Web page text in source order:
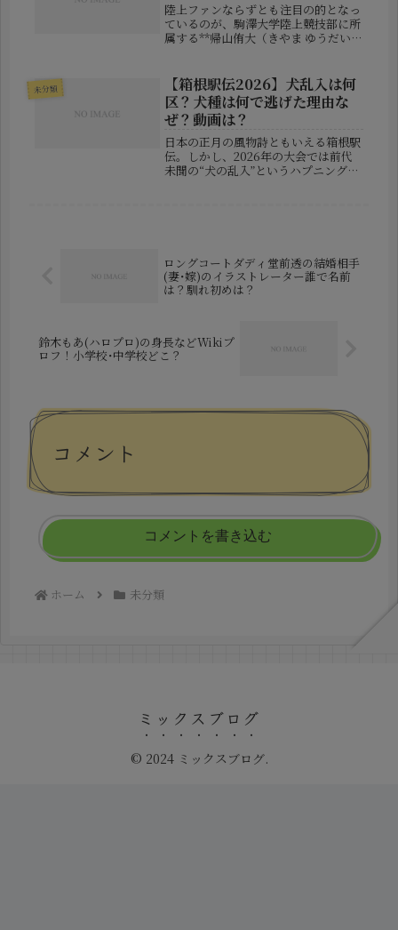
陸上ファンならずとも注目の的となっ
ているのが、駒澤大学陸上競技部に所
属する**帰山侑大（きやま ゆうだい）
定したパフォーマンスを見せ、名実と
もに“学生長距離界のホープ”...
未分類
【箱根駅伝2026】犬乱入は何
区？犬種は何で逃げた理由な
ぜ？動画は？
日本の正月の風物詩ともいえる箱根駅
伝。しかし、2026年の大会では前代
未聞の“犬の乱入”というハプニングが
ロングコートダディ堂前透の結婚相手
(妻･嫁)のイラストレーター誰で名前
は？馴れ初めは？
鈴木もあ(ハロプロ)の身長などWikiプ
ロフ！小学校･中学校どこ？
コメント
コメントを書き込む
ホーム 未分類
ミックスブログ
© 2024 ミックスブログ.